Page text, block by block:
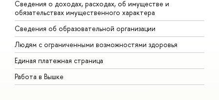
Сведения о доходах, расходах, об имуществе и
обязательствах имущественного характера
Сведения об образовательной организации
Людям с ограниченными возможностями здоровья
Единая платежная страница
Работа в Вышке